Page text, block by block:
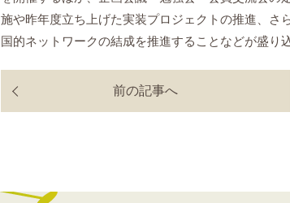
施や昨年度立ち上げた実装プロジェクトの推進、さ
国的ネットワークの結成を推進することなどが盛り
前の記事へ